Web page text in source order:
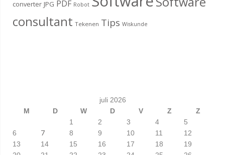
converter JPG PDF Robot
consultant Tekenen Tips Wiskunde
juli 2026
M
D W D V Z
Z
1
2 3 4
5
6
7 8 9 10 11
12
13
14 15 16 17 18
19